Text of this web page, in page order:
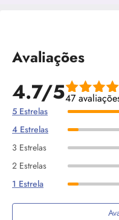
Avaliações
4.7/547
5 Estrelas
4 Estrelas
3 Estrelas
2 Estrelas
1 Estrela